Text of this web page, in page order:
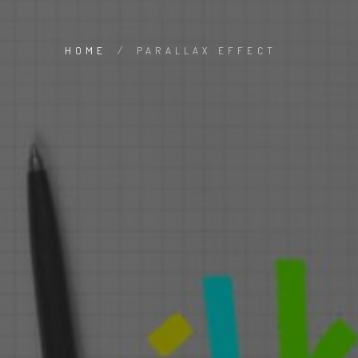
HOME / PARALLAX EFFECT